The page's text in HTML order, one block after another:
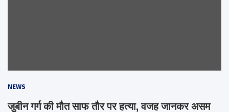
NEWS
जुबीन गर्ग की मौत साफ तौर पर हत्या, वजह जानकर असम